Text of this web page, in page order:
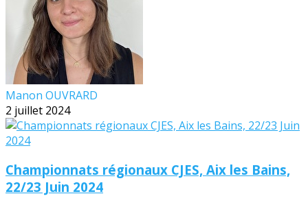
Manon OUVRARD
2 juillet 2024
Championnats régionaux CJES, Aix les Bains,
22/23 Juin 2024